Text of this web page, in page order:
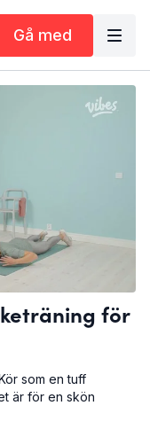
Gå med
för
som en tuff
är för en skön